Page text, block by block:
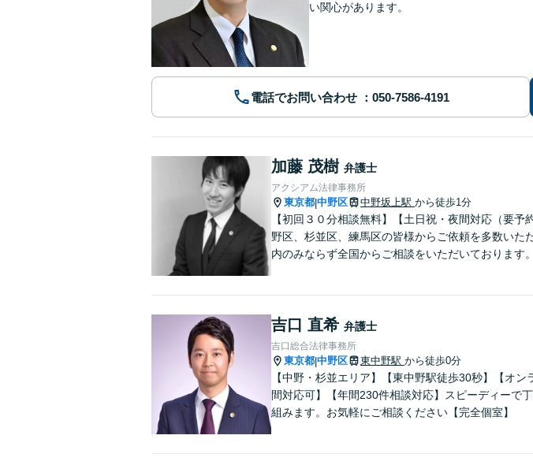
い関心があります。
電話でお問い合わせ
加藤 茂樹 弁護士
アクシアム法律事務所
東京都|中野区 中野坂上駅 から徒歩1分
【初回３０分相談無料】【土日祝・夜間対応（要
野区、杉並区、練馬区の皆様からご依頼を多数い
内のみならず全国からご相談をいただいております。
吉口 直希 弁護士
吉口総合法律事務所
東京都|中野区 東中野駅 から徒歩0分
【中野・杉並エリア】【東中野駅徒歩30秒】【オ
間対応可】【年間230件相談対応】スピーディーで
組みます。お気軽にご相談ください【完全個室】